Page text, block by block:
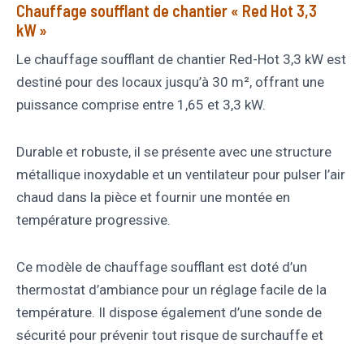
Chauffage soufflant de chantier « Red Hot 3,3
kW »
Le chauffage soufflant de chantier Red-Hot 3,3 kW est
destiné pour des locaux jusqu’à 30 m², offrant une
puissance comprise entre 1,65 et 3,3 kW.
Durable et robuste, il se présente avec une structure
métallique inoxydable et un ventilateur pour pulser l’air
chaud dans la pièce et fournir une montée en
température progressive.
Ce modèle de chauffage soufflant est doté d’un
thermostat d’ambiance pour un réglage facile de la
température. Il dispose également d’une sonde de
sécurité pour prévenir tout risque de surchauffe et